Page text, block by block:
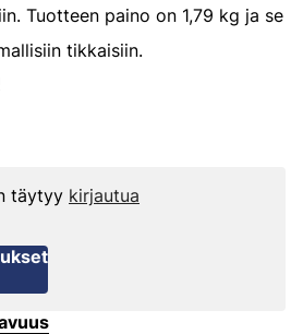
Tuotteen paino on 1,79 kg ja se
tikkaisiin.
täytyy kirjautua